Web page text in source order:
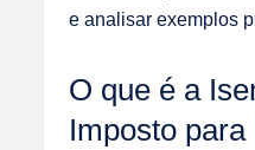
e analisar exemplos
O que é a
Imposto